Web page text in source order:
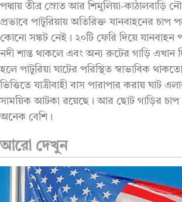
পদ্মায় তীব্র স্রোত আর শিমুলিয়া-কাঠালবাড়ি
প্রভাবে পাটুরিয়ায় অতিরিক্ত যানবাহনের চাপ
কোনো সঙ্কট নেই। ২০টি ফেরি দিয়ে যানবাহন
নদী শান্ত থাকলে এবং অন্য রুটের গাড়ি এখান
হলে পাটুরিয়া ঘাটের পরিস্থিত স্বাভাবিক
ভিত্তিতে যাত্রীবাহী বাস পারাপার করায় ঘাট
সাময়িক আটকা রয়েছে। আর ছোট গাড়ির চাপ
অনেক বেশি।
আরো দেখুন